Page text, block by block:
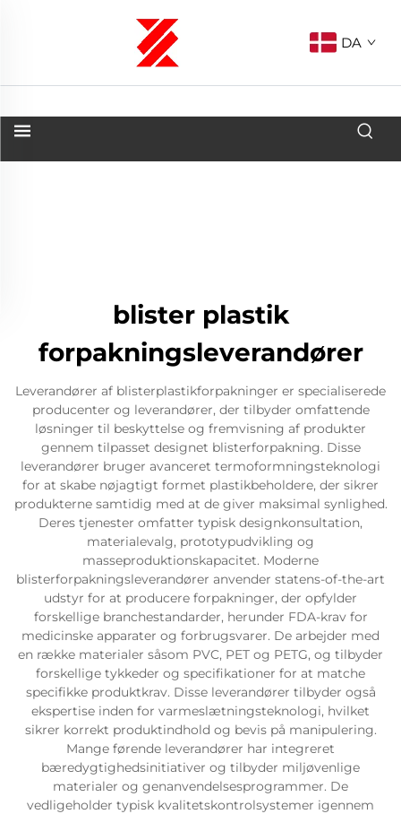
DA
blister plastik
forpakningsleverandører
Leverandører af blisterplastikforpakninger er specialiserede
producenter og leverandører, der tilbyder omfattende
løsninger til beskyttelse og fremvisning af produkter
gennem tilpasset designet blisterforpakning. Disse
leverandører bruger avanceret termoformningsteknologi
for at skabe nøjagtigt formet plastikbeholdere, der sikrer
produkterne samtidig med at de giver maksimal synlighed.
Deres tjenester omfatter typisk designkonsultation,
materialevalg, prototypudvikling og
masseproduktionskapacitet. Moderne
blisterforpakningsleverandører anvender statens-of-the-art
udstyr for at producere forpakninger, der opfylder
forskellige branchestandarder, herunder FDA-krav for
medicinske apparater og forbrugsvarer. De arbejder med
en række materialer såsom PVC, PET og PETG, og tilbyder
forskellige tykkeder og specifikationer for at matche
specifikke produktkrav. Disse leverandører tilbyder også
ekspertise inden for varmeslætningsteknologi, hvilket
sikrer korrekt produktindhold og bevis på manipulering.
Mange førende leverandører har integreret
bæredygtighedsinitiativer og tilbyder miljøvenlige
materialer og genanvendelsesprogrammer. De
vedligeholder typisk kvalitetskontrolsystemer igennem